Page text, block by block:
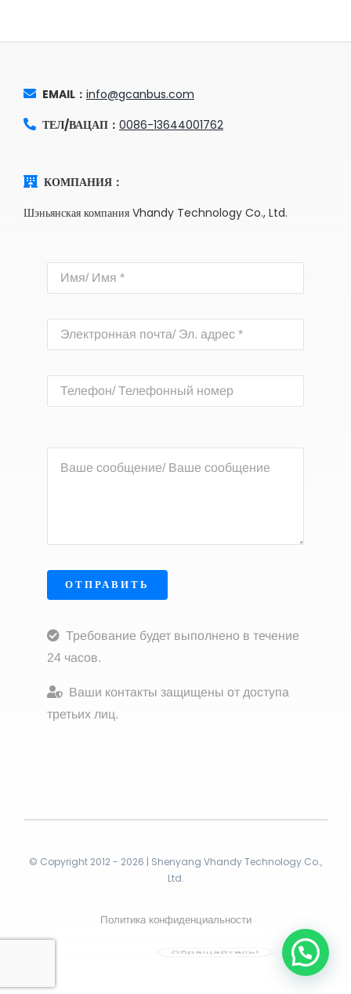
EMAIL： info@gcanbus.com
ТЕЛ/ВАЦАП： 0086-13644001762
КОМПАНИЯ：
Шэньянская компания Vhandy Technology Co., Ltd.
ОТПРАВИТЬ
Требование будет выполнено в течение
24 часов.
Ваши контакты защищены от доступа
третьих лиц.
© Copyright 2012 - 2026 | Shenyang Vhandy Technology Co.,
Ltd.
Политика конфиденциальности
Обращайтесь!